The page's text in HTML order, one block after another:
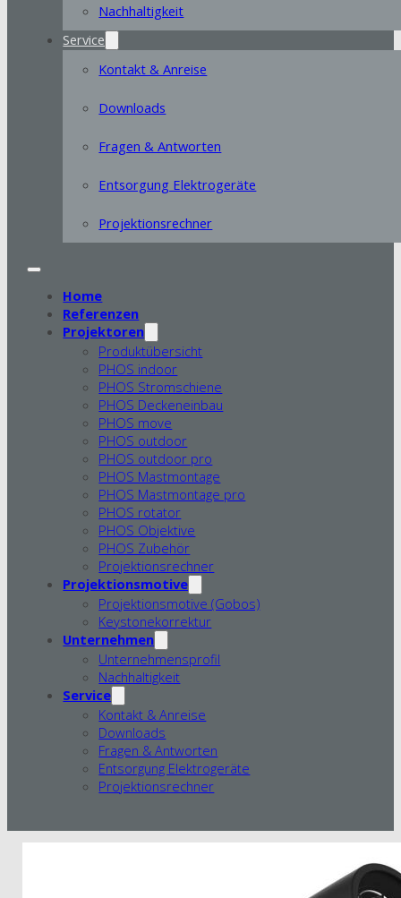
Nachhaltigkeit
Service
Kontakt & Anreise
Downloads
Fragen & Antworten
Entsorgung Elektrogeräte
Projektionsrechner
Home
Referenzen
Projektoren
Produktübersicht
PHOS indoor
PHOS Stromschiene
PHOS Deckeneinbau
PHOS move
PHOS outdoor
PHOS outdoor pro
PHOS Mastmontage
PHOS Mastmontage pro
PHOS rotator
PHOS Objektive
PHOS Zubehör
Projektionsrechner
Projektionsmotive
Projektionsmotive (Gobos)
Keystonekorrektur
Unternehmen
Unternehmensprofil
Nachhaltigkeit
Service
Kontakt & Anreise
Downloads
Fragen & Antworten
Entsorgung Elektrogeräte
Projektionsrechner